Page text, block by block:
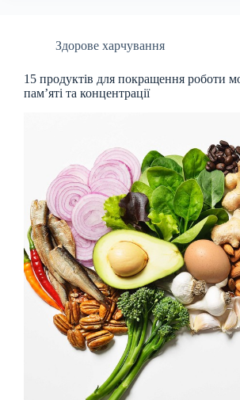
Здорове харчування
15 продуктів для покращення роботи
пам’яті та концентрації